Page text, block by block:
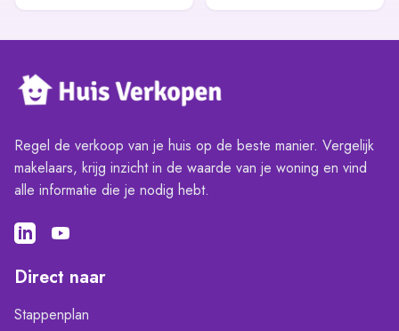
Regel de verkoop van je huis op de beste manier. Vergelijk
makelaars, krijg inzicht in de waarde van je woning en vind
alle informatie die je nodig hebt.
Direct naar
Stappenplan